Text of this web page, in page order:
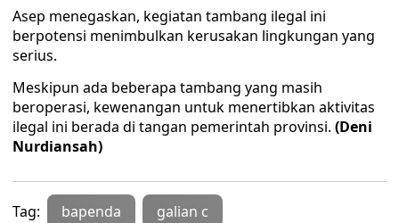
Asep menegaskan, kegiatan tambang ilegal ini
berpotensi menimbulkan kerusakan lingkungan yang
serius.
Meskipun ada beberapa tambang yang masih
beroperasi, kewenangan untuk menertibkan aktivitas
ilegal ini berada di tangan pemerintah provinsi. (Deni
Nurdiansah)
Tag: bapenda galian c